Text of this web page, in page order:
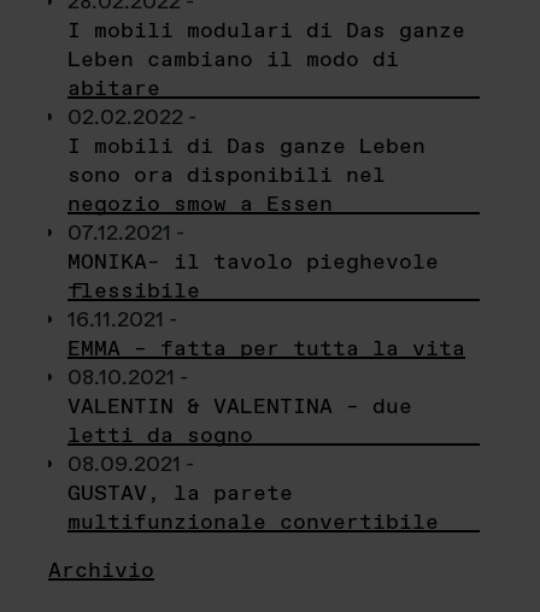
I mobili modulari di Das ganze
Leben cambiano il modo di
abitare
02.02.2022 -
I mobili di Das ganze Leben
sono ora disponibili nel
negozio smow a Essen
07.12.2021 -
MONIKA– il tavolo pieghevole
flessibile
16.11.2021 -
EMMA – fatta per tutta la vita
08.10.2021 -
VALENTIN & VALENTINA – due
letti da sogno
08.09.2021 -
GUSTAV, la parete
multifunzionale convertibile
Archivio